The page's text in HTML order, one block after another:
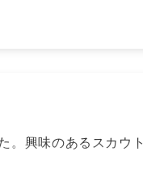
。興味のあるスカウト